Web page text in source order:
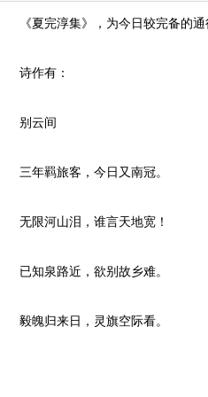
《夏完淳集》，为今日较完备的通
诗作有：
别云间
三年羁旅客，今日又南冠。
无限河山泪，谁言天地宽！
已知泉路近，欲别故乡难。
毅魄归来日，灵旗空际看。